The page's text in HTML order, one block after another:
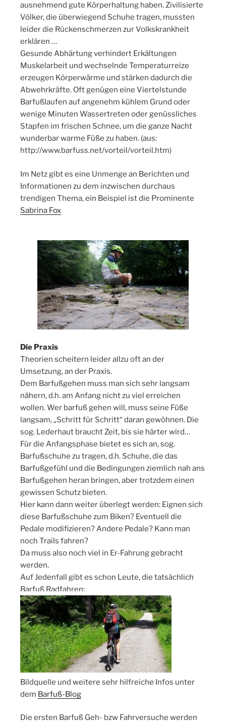
ausnehmend gute Körperhaltung haben. Zivilisierte
Völker, die überwiegend Schuhe tragen, mussten
leider die Rückenschmerzen zur Volkskrankheit
erklären …
Gesunde Abhärtung verhindert Erkältungen
Muskelarbeit und wechselnde Temperaturreize
erzeugen Körperwärme und stärken dadurch die
Abwehrkräfte. Oft genügen eine Viertelstunde
Barfußlaufen auf angenehm kühlem Grund oder
wenige Minuten Wassertreten oder genüssliches
Stapfen im frischen Schnee, um die ganze Nacht
wunderbar warme Füße zu haben. (aus:
http://www.barfuss.net/vorteil/vorteil.htm)
Im Netz gibt es eine Unmenge an Berichten und
Informationen zu dem inzwischen durchaus
trendigen Thema, ein Beispiel ist die Prominente
Sabrina Fox
Die Praxis
Theorien scheitern leider allzu oft an der
Umsetzung, an der Praxis.
Dem Barfußgehen muss man sich sehr langsam
nähern, d.h. am Anfang nicht zu viel erreichen
wollen. Wer barfuß gehen will, muss seine Füße
langsam, „Schritt für Schritt“ daran gewöhnen. Die
sog. Lederhaut braucht Zeit, bis sie härter wird…
Für die Anfangsphase bietet es sich an, sog.
Barfußschuhe zu tragen, d.h. Schuhe, die das
Barfußgefühl und die Bedingungen ziemlich nah ans
Barfußgehen heran bringen, aber trotzdem einen
gewissen Schutz bieten.
Hier kann dann weiter überlegt werden: Eignen sich
diese Barfußschuhe zum Biken? Eventuell die
Pedale modifizieren? Andere Pedale? Kann man
noch Trails fahren?
Da muss also noch viel in Er-Fahrung gebracht
werden.
Auf Jedenfall gibt es schon Leute, die tatsächlich
Barfuß Radfahren:
Bildquelle und weitere sehr hilfreiche Infos unter
dem Barfuß-Blog
Die ersten Barfuß Geh- bzw Fahrversuche werden